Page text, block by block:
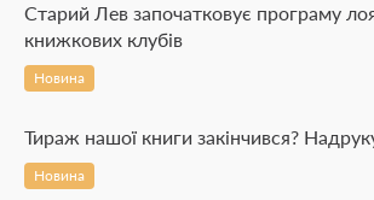
Старий Лев започатковує програму
книжкових клубів
Новина
Тираж нашої книги закінчився?
Новина